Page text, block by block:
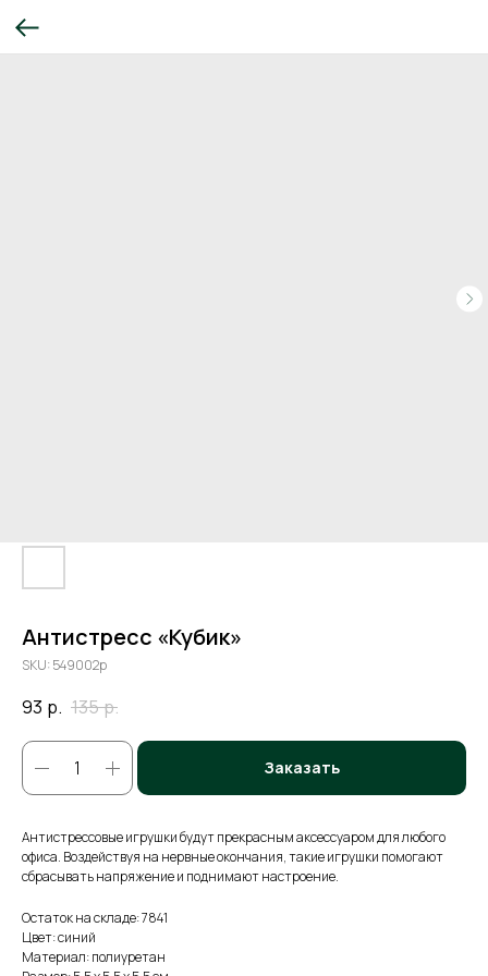
Антистресс «Кубик»
SKU: 549002p
93 р. 135р.
Заказать
Антистрессовые игрушки будут прекрасным аксессуаром для любого
офиса. Воздействуя на нервные окончания, такие игрушки помогают
сбрасывать напряжение и поднимают настроение.
Остаток на складе: 7841
Цвет: синий
Материал: полиуретан